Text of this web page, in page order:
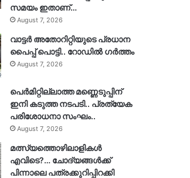
സമയം ഇതാണ്…
August 7, 2026
വാട്ടർ അതോറിറ്റിയുടെ പ്രധാന
പൈപ്പ് പൊട്ടി.. റോഡിൽ ഗർത്തം
August 7, 2026
പെർമിറ്റില്ലാത്ത മണ്ണെടുപ്പിന്
ഇനി കടുത്ത നടപടി.. പ്രത്യേക
പരിശോധനാ സംഘം..
August 7, 2026
മത്സ്യത്തൊഴിലാളികൾ
എവിടെ?… ചോദ്യങ്ങൾക്ക്
പിന്നാലെ പത്രക്കുറിപ്പിറക്കി